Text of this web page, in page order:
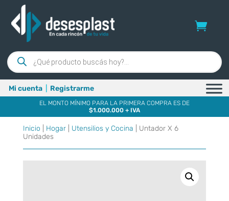
Búsqueda
de
productos
Mi cuenta Registrarme
EL MONTO MÍNIMO PARA LA PRIMERA COMPRA ES DE
$1.000.000 + IVA
Inicio Hogar| Utensilios y Cocina | Untador X 6
Unidades